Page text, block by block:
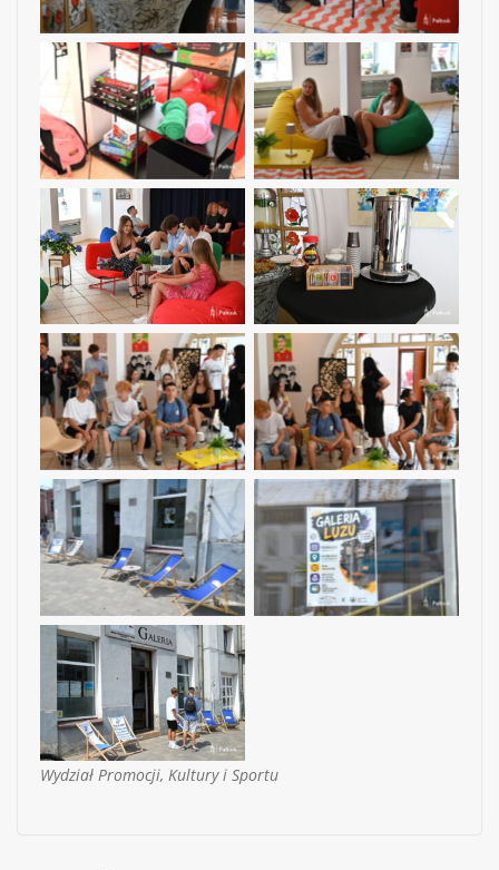
Wydział Promocji, Kultury i Sportu